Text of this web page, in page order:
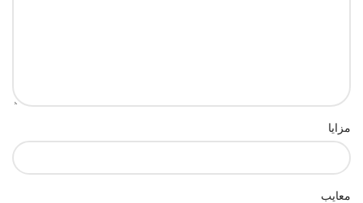
مزایا
معایب